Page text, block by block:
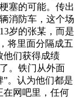
塞的可能。传出
消防车，这个场
岁的张某，而是
将里面分隔成五
他们获得成绩
。铁门从外面
。认为他们都是
在网吧里，任何